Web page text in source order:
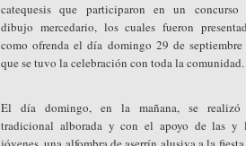
catequesis que participaron en un concurso
dibujo mercedario, los cuales fueron
como ofrenda el día domingo 29 de septiembre
que se tuvo la celebración con toda la comunidad.
El día domingo, en la mañana, se
tradicional alborada y con el apoyo de las y